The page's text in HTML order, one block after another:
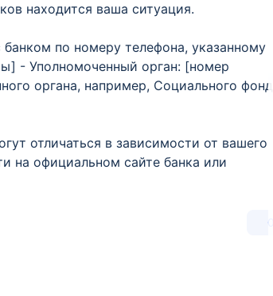
находится ваша ситуация.
по номеру телефона, указанному
- Уполномоченный орган: [номер
органа, например, Социального фонда
отличаться в зависимости от вашего
на официальном сайте банка или
0